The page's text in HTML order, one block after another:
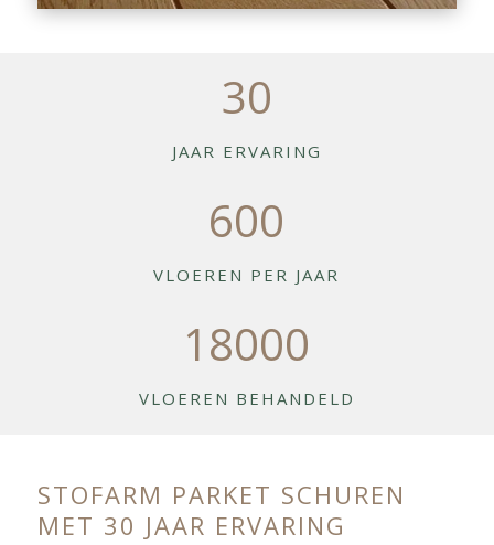
30
JAAR ERVARING
600
VLOEREN PER JAAR
18000
VLOEREN BEHANDELD
STOFARM PARKET SCHUREN
MET 30 JAAR ERVARING